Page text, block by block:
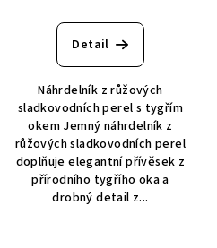
Detail
Náhrdelník z růžových
sladkovodních perel s tygřím
okem Jemný náhrdelník z
růžových sladkovodních perel
doplňuje elegantní přívěsek z
přírodního tygřího oka a
drobný detail z...